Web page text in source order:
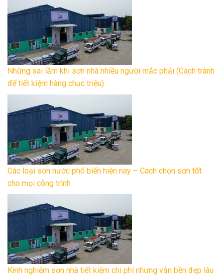
Những sai lầm khi sơn nhà nhiều người mắc phải (Cách tránh
để tiết kiệm hàng chục triệu)
Các loại sơn nước phổ biến hiện nay – Cách chọn sơn tốt
cho mọi công trình
Kinh nghiệm sơn nhà tiết kiệm chi phí nhưng vẫn bền đẹp lâu